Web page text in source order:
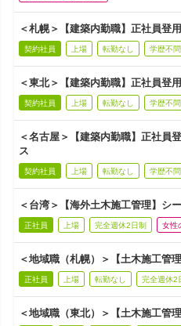
＜札幌＞【建築内勤職】正社員登
契約社員 上場 転勤なし 学歴不問
＜東北＞【建築内勤職】正社員登
契約社員 上場 転勤なし 学歴不問
＜名古屋＞【建築内勤職】正社員
ス
契約社員 上場 転勤なし 学歴不問
＜台湾＞【海外土木施工管理】シ
正社員 上場 完全週休2日制 女性
＜地域職（札幌）＞【土木施工管
正社員 上場 転勤なし 完全週休2
＜地域職（東北）＞【土木施工管